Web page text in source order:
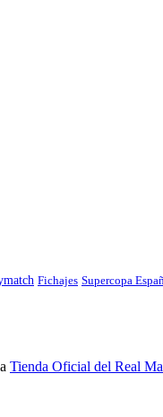
Fichajes Supercopa
Tienda Oficial del Real